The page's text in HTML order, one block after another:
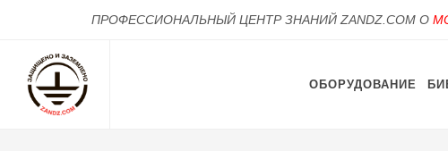
ПРОФЕССИОНАЛЬНЫЙ ЦЕНТР ЗНАНИЙ ZANDZ.COM О
ОБОРУДОВАНИЕ